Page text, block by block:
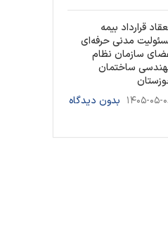
قرارداد بیمه
مدنی حرفه‌ای
سازمان نظام
ساختمان
۰۵-۰۸ بدون دیدگاه